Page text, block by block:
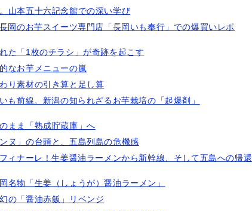
山本五十六記念館での深い学び
岡のお芋スイーツ専門店「長岡いも奉行」での爆買いレポ
た「1枚のチラシ」が奇跡を起こす
なお芋メニューの嵐
り素材の引き算と足し算
も前線。新潟の知られざるお芋栽培の「起爆剤」
まま「熟成貯蔵庫」へ
ヌ」の台頭と、五島列島の危機感
ィナーレ！生姜醤油ラーメンから新幹線、そして五島への帰還
名物「生姜（しょうが）醤油ラーメン」
の「醤油赤飯」リベンジ